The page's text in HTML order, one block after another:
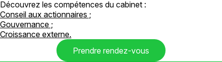
Découvrez les compétences du cabinet :
Conseil aux actionnaires ;
Gouvernance ;
Croissance externe.
Prendre rendez-vous